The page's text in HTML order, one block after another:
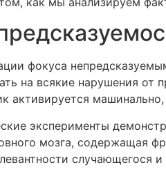
фокуса
на всякие нарушения
активируется
эксперименты
мозга, содержащая
случающегося